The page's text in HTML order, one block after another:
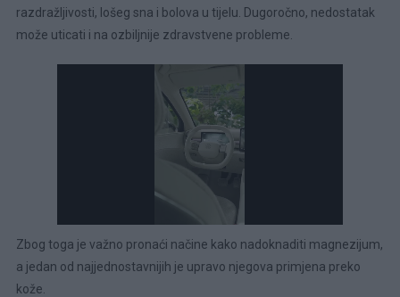
razdražljivosti, lošeg sna i bolova u tijelu. Dugoročno, nedostatak
može uticati i na ozbiljnije zdravstvene probleme.
Zbog toga je važno pronaći načine kako nadoknaditi magnezijum,
a jedan od najjednostavnijih je upravo njegova primjena preko
kože.